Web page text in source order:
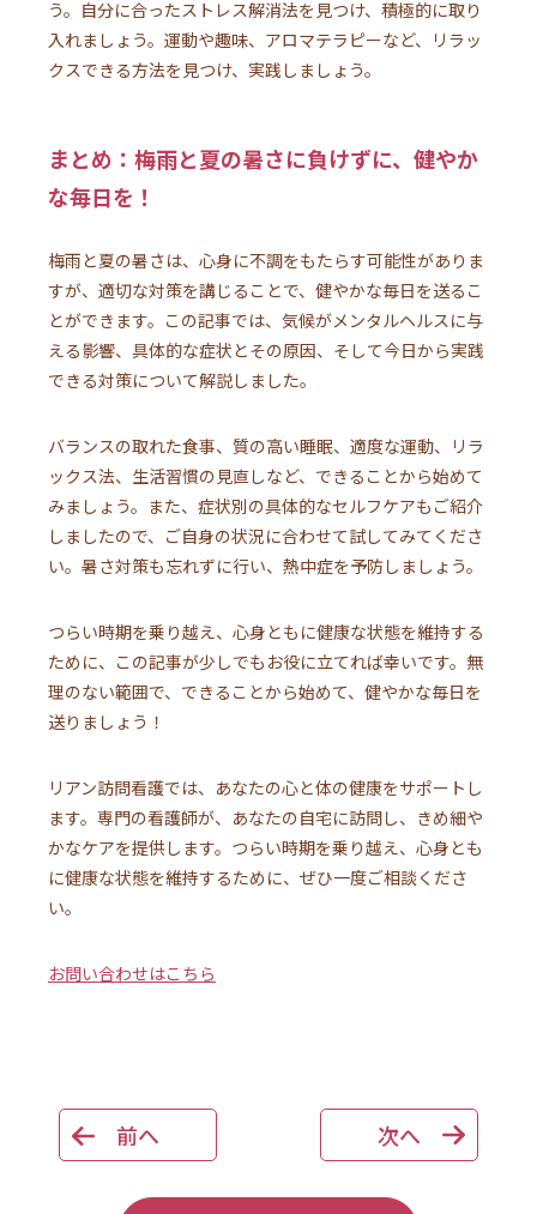
う。自分に合ったストレス解消法を見つけ、積極的に取り
入れましょう。運動や趣味、アロマテラピーなど、リラッ
クスできる方法を見つけ、実践しましょう。
まとめ：梅雨と夏の暑さに負けずに、健やか
な毎日を！
梅雨と夏の暑さは、心身に不調をもたらす可能性がありま
すが、適切な対策を講じることで、健やかな毎日を送るこ
とができます。この記事では、気候がメンタルヘルスに与
える影響、具体的な症状とその原因、そして今日から実践
できる対策について解説しました。
バランスの取れた食事、質の高い睡眠、適度な運動、リラ
ックス法、生活習慣の見直しなど、できることから始めて
みましょう。また、症状別の具体的なセルフケアもご紹介
しましたので、ご自身の状況に合わせて試してみてくださ
い。暑さ対策も忘れずに行い、熱中症を予防しましょう。
つらい時期を乗り越え、心身ともに健康な状態を維持する
ために、この記事が少しでもお役に立てれば幸いです。無
理のない範囲で、できることから始めて、健やかな毎日を
送りましょう！
リアン訪問看護では、あなたの心と体の健康をサポートし
ます。専門の看護師が、あなたの自宅に訪問し、きめ細や
かなケアを提供します。つらい時期を乗り越え、心身とも
に健康な状態を維持するために、ぜひ一度ご相談くださ
い。
お問い合わせはこちら
前へ 次へ